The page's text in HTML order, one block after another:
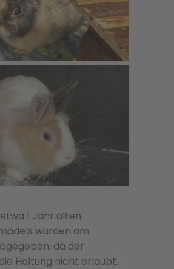
1 Jahr alten
wurden am
da der
Haltung nicht erlaubt.